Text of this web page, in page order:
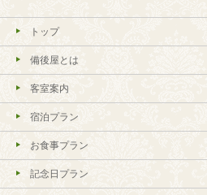
トップ
備後屋とは
客室案内
宿泊プラン
お食事プラン
記念日プラン